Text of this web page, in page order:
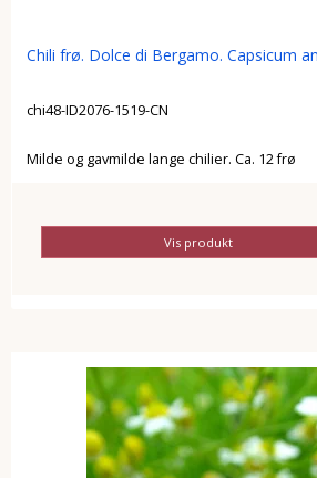
Chili frø. Dolce di Bergamo. Capsicum
chi48-ID2076-1519-CN
Milde og gavmilde lange chilier. Ca. 12 frø
Vis produkt